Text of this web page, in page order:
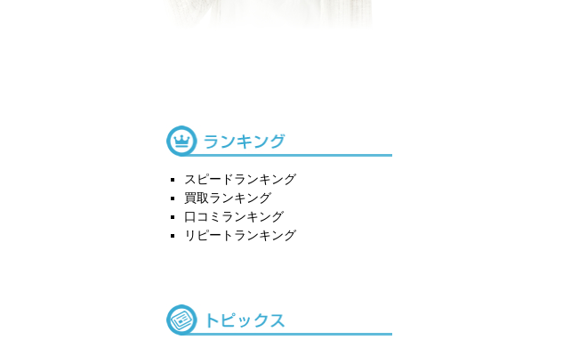
スピードランキング
買取ランキング
口コミランキング
リピートランキング